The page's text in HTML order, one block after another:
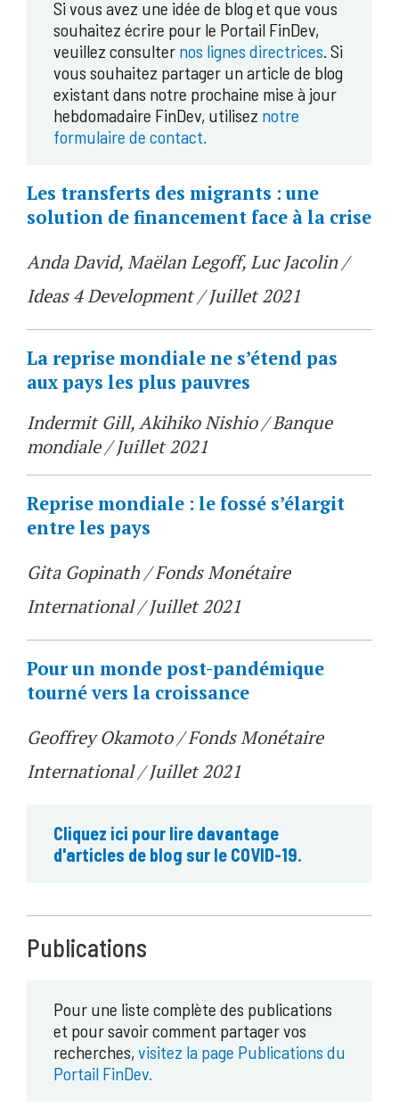
Si vous avez une idée de blog et que vous
souhaitez écrire pour le Portail FinDev,
veuillez consulter nos lignes directrices . Si
vous souhaitez partager un article de blog
existant dans notre prochaine mise à jour
hebdomadaire FinDev, utilisez notre
formulaire de contact.
Les transferts des migrants : une
solution de financement face à la crise
Anda David, Maëlan Legoff, Luc Jacolin /
Ideas 4 Development / Juillet 2021
La reprise mondiale ne s’étend pas
aux pays les plus pauvres
Indermit Gill, Akihiko Nishio / Banque
mondiale / Juillet 2021
Reprise mondiale : le fossé s’élargit
entre les pays
Gita Gopinath / Fonds Monétaire
International / Juillet 2021
Pour un monde post-pandémique
tourné vers la croissance
Geoffrey Okamoto / Fonds Monétaire
International / Juillet 2021
Cliquez ici pour lire davantage
d'articles de blog sur le COVID-19.
Publications
Pour une liste complète des publications
et pour savoir comment partager vos
recherches, visitez la page Publications du
Portail FinDev.